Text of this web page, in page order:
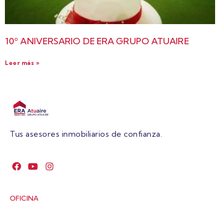
10º ANIVERSARIO DE ERA GRUPO ATUAIRE
Leer más »
Tus asesores inmobiliarios de confianza.
OFICINA